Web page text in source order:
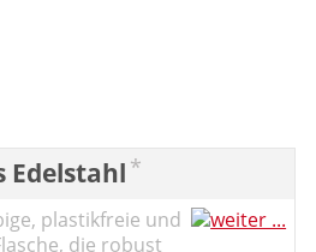
Edelstahl *
plastikfreie und
die robust